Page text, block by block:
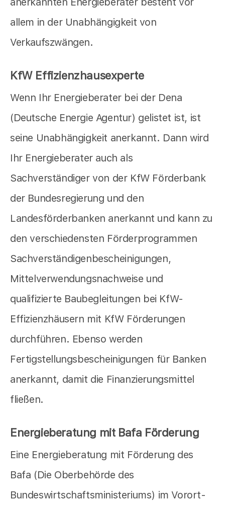
allem in der Unabhängigkeit von
Verkaufszwängen.
KfW Effizienzhausexperte
Wenn Ihr Energieberater bei der Dena
(Deutsche Energie Agentur) gelistet ist, ist
seine Unabhängigkeit anerkannt. Dann wird
Ihr Energieberater auch als
Sachverständiger von der KfW Förderbank
der Bundesregierung und den
Landesförderbanken anerkannt und kann zu
den verschiedensten Förderprogrammen
Sachverständigenbescheinigungen,
Mittelverwendungsnachweise und
qualifizierte Baubegleitungen bei KfW-
Effizienzhäusern mit KfW Förderungen
durchführen. Ebenso werden
Fertigstellungsbescheinigungen für Banken
anerkannt, damit die Finanzierungsmittel
fließen.
Energieberatung mit Bafa Förderung
Eine Energieberatung mit Förderung des
Bafa (Die Oberbehörde des
Bundeswirtschaftsministeriums) im Vorort-